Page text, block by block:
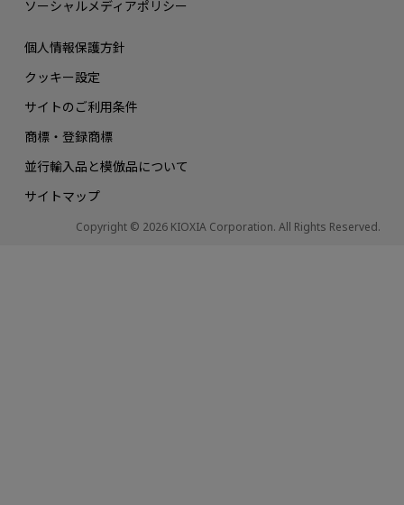
ソーシャルメディアポリシー
個人情報保護方針
クッキー設定
サイトのご利用条件
商標・登録商標
並行輸入品と模倣品について
サイトマップ
Copyright © 2026 KIOXIA Corporation. All Rights Reserved.